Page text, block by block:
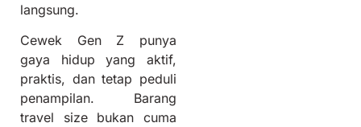
langsung.
Cewek Gen Z punya
gaya hidup yang aktif,
praktis, dan tetap peduli
penampilan. Barang
travel size bukan cuma